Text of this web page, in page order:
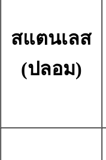
สแตนเลส
(ปลอม)